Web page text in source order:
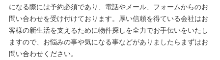
になる際には予約必須であり、電話やメール、フォームからのお
問い合わせを受け付けております。厚い信頼を得ている会社はお
客様の新生活を支えるために物件探しを全力でお手伝いをいたし
ますので、お悩みの事や気になる事などがありましたらまずはお
問い合わせください。